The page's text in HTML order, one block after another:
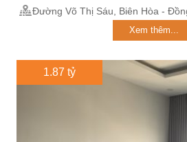
Đường Võ Thị Sáu, Biên Hòa -
Xem thêm...
1.87 tỷ